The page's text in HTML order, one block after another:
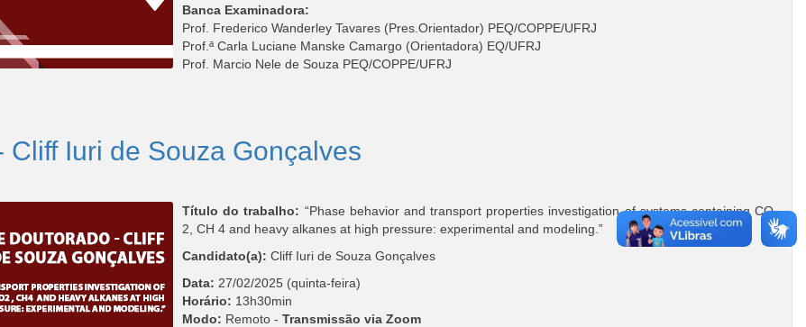
Banca Examinadora:
Prof. Frederico Wanderley Tavares (Pres.Orientador) PEQ/COPPE/UFRJ
Prof.ª Carla Luciane Manske Camargo (Orientadora) EQ/UFRJ
Prof. Marcio Nele de Souza PEQ/COPPE/UFRJ
Iuri de Souza Gonçalves
Título do trabalho: “Phase behavior and transport properties investigation of systems containing CO
2, CH 4 and heavy alkanes at high pressure: experimental and modeling.”
Candidato(a): Cliff Iuri de Souza Gonçalves
Data: 27/02/2025 (quinta-feira)
Horário: 13h30min
Modo: Remoto - Transmissão via Zoom